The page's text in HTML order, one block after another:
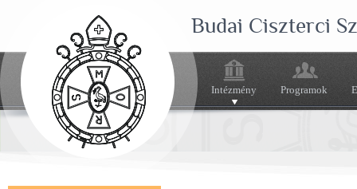
Budai Ciszterci
Intézmény Programok